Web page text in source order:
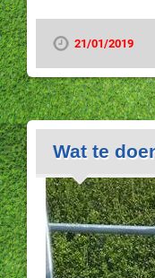
21/01/2019
Wat te